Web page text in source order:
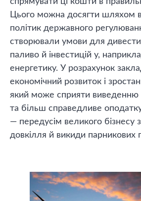
Цього можна досягти шляхом
політик державного
створювали умови для
паливо й інвестицій у,
енергетику. У розрахунок
економічний розвиток і
який може сприяти виведенню
та більш справедливе
— передусім великого бізнесу
довкілля й викиди парникових